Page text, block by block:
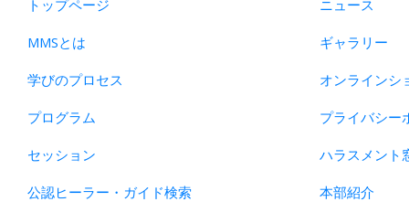
トップページ
MMSとは
学びのプロセス
プログラム
セッション
公認ヒーラー・ガイド検索
ニュース
ギャラリー
オンラインシ
プライバシー
ハラスメント
本部紹介